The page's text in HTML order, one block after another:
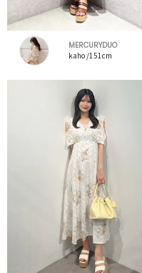
MERCURYDUO
kaho /151cm